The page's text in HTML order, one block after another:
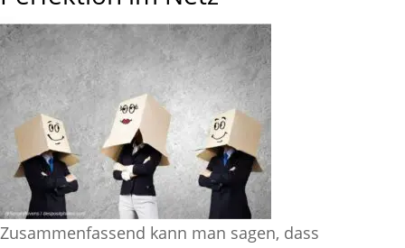
Zusammenfassend kann man sagen, dass